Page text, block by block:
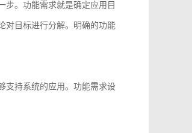
步。功能需求就是确定应用目
对目标进行分解。明确的功能
支持系统的应用。功能需求设